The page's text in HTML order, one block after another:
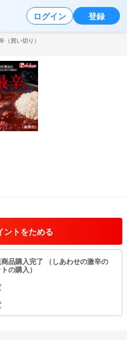
ログイン 登録
（買い切り）
もっと見る
ントをためる
品購入完了 （しあわせの激辛の
の購入）